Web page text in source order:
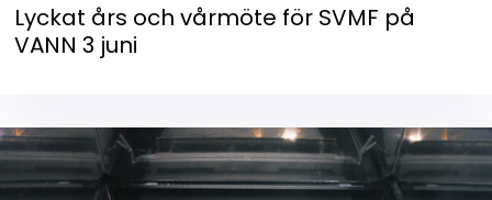
Lyckat års och vårmöte för SVMF på
VANN 3 juni